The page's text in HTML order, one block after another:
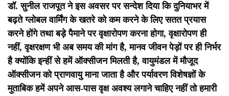
डॉ. सुनील राजपूत ने इस अवसर पर सन्देश दिया कि दुनियाभर में
बढ़ते ग्लोबल वार्मिंग के खतरे को कम करने के लिए सतत प्रयास
करने होंगे तथा बड़े पैमाने पर वृक्षारोपण करना होगा, वृक्षारोपण ही
नहीं, वृक्षरक्षण भी अब समय की मांग है, मानव जीवन पेड़ों पर ही निर्भर
है क्योंकि इन्हीं से हमें ऑक्सीजन मिलती है, वायुमंडल में मौजूद
ऑक्सीजन को प्राणवायु माना जाता है और पर्यावरण विशेषज्ञों के
मुताबिक हमें अपने आस-पास वृक्ष अवश्य लगाने चाहिए नहीं तो हमारी